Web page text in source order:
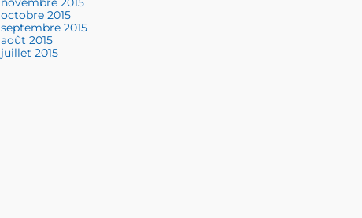
octobre 2015
septembre 2015
août 2015
juillet 2015